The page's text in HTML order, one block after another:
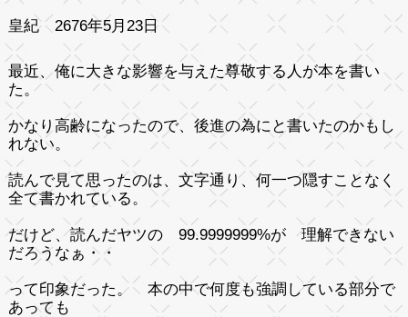
皇紀 2676年5月23日
最近、俺に大きな影響を与えた尊敬する人が本を書い
た。
かなり高齢になったので、後進の為にと書いたのかもし
れない。
読んで見て思ったのは、文字通り、何一つ隠すことなく
全て書かれている。
だけど、読んだヤツの 99.9999999%が 理解できない
だろうなぁ・・
って印象だった。 本の中で何度も強調している部分で
あっても